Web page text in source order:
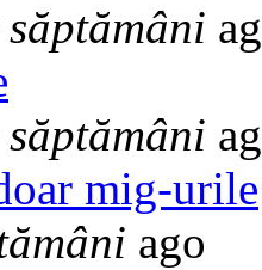
mig-urile
ago